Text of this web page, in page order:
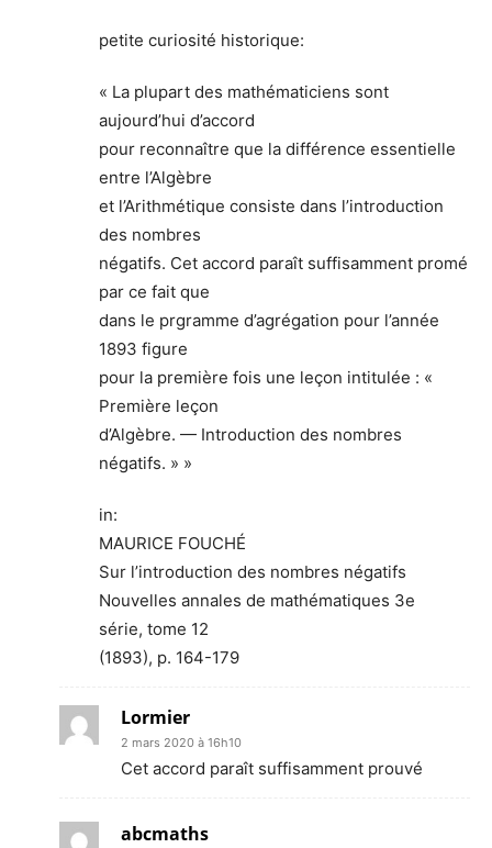
petite curiosité historique:
« La plupart des mathématiciens sont
aujourd’hui d’accord
pour reconnaître que la différence essentielle
entre l’Algèbre
et l’Arithmétique consiste dans l’introduction
des nombres
négatifs. Cet accord paraît suffisamment promé
par ce fait que
dans le prgramme d’agrégation pour l’année
1893 figure
pour la première fois une leçon intitulée : «
Première leçon
d’Algèbre. — Introduction des nombres
négatifs. » »
in:
MAURICE FOUCHÉ
Sur l’introduction des nombres négatifs
Nouvelles annales de mathématiques 3e
série, tome 12
(1893), p. 164-179
Lormier
2 mars 2020 à 16h10
Cet accord paraît suffisamment prouvé
abcmaths